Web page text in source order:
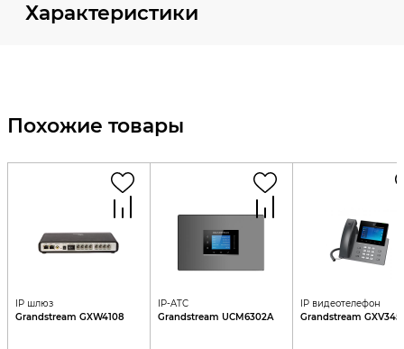
Характеристики
Похожие товары
IP шлюз
Grandstream GXW4108
IP-ATC
Grandstream UCM6302A
IP видеотелефон
Grandstream